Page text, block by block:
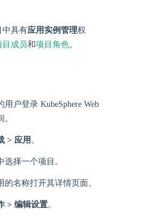
中具有应用实例管理权
目成员和项目角色。
用户登录 KubeSphere Web
> 应用 。
择一个项目。
名称打开其详情页面。
> 编辑设置。